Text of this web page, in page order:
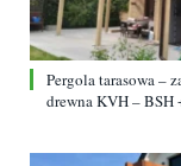
Pergola tarasowa –
drewna KVH – BSH